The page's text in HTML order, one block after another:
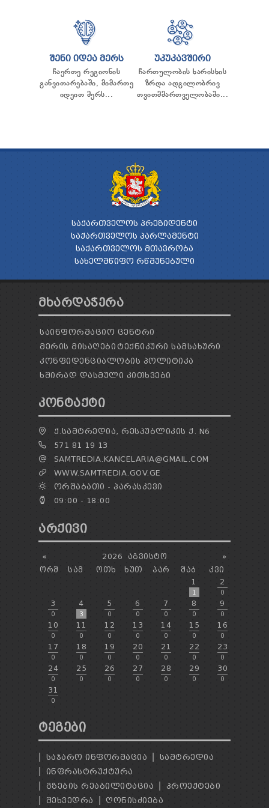
ᲞᲠᲔᲖᲘᲓᲔᲜᲢᲘᲡᲗᲕᲘᲡ ᲓᲐ
ᲞᲐᲠᲚᲐᲛᲔᲜᲢᲘᲡᲗᲕᲘᲡ ᲬᲐᲠᲡᲐᲓᲒᲔᲜᲘ ᲐᲜᲒᲐᲠᲘᲨᲘ
ᲡᲐᲯᲐᲠᲝ ᲘᲜᲤᲝᲠᲛᲐᲪᲘᲘᲡ ᲛᲝᲗᲮᲝᲕᲜᲐ
ᲞᲔᲠᲡᲝᲜᲐᲚᲣᲠ ᲛᲝᲜᲐᲪᲔᲛᲗᲐ ᲓᲐᲪᲕᲘᲡ
ᲡᲐᲛᲐᲠᲗᲚᲔᲑᲠᲘᲕᲘ ᲒᲐᲓᲐᲬᲧᲕᲔᲢᲘᲚᲔᲑᲔᲑᲘ
ᲒᲐᲡᲐᲩᲘᲕᲠᲔᲑᲘᲡ ᲬᲔᲡᲔᲑᲘ
ᲨᲔᲜᲘ ᲘᲓᲔᲐ ᲛᲔᲠᲡ
ჩაერთე რეგიონის
განვითარებაში, მიმართე
იდეით მერს...
ᲣᲙᲣᲙᲐᲕᲨᲘᲠᲘ
ჩართულობის ხარისხის
ზრდა ადგილობრივ
თვითმმართველობაში...
ᲡᲐᲥᲐᲠᲗᲕᲔᲚᲝᲡ ᲞᲠᲔᲖᲘᲓᲔᲜᲢᲘ
ᲡᲐᲥᲐᲠᲗᲕᲔᲚᲝᲡ ᲞᲐᲠᲚᲐᲛᲔᲜᲢᲘ
ᲡᲐᲥᲐᲠᲗᲕᲔᲚᲝᲡ ᲛᲗᲐᲕᲠᲝᲑᲐ
ᲡᲐᲮᲔᲚᲛᲬᲘᲤᲝ ᲠᲬᲛᲣᲜᲔᲑᲣᲚᲘ
ᲛᲮᲐᲠᲓᲐᲭᲔᲠᲐ
ᲡᲐᲘᲜᲤᲝᲠᲛᲐᲪᲘᲝ ᲪᲔᲜᲢᲠᲘ
ᲛᲔᲠᲘᲡ ᲛᲘᲡᲐᲦᲔᲑᲘᲢᲔᲥᲜᲘᲙᲣᲠᲘ ᲡᲐᲛᲡᲐᲮᲣᲠᲘ
ᲙᲝᲜᲤᲘᲓᲔᲜᲪᲘᲐᲚᲝᲑᲘᲡ ᲞᲝᲚᲘᲢᲘᲙᲐ
ᲮᲨᲘᲠᲐᲓ ᲓᲐᲡᲛᲣᲚᲘ ᲙᲘᲗᲮᲕᲔᲑᲘ
ᲙᲝᲜᲢᲐᲥᲢᲘ
Ქ.ᲡᲐᲛᲢᲠᲔᲓᲘᲐ, ᲠᲔᲡᲞᲣᲑᲚᲘᲙᲘᲡ Ქ. N6
571 81 19 13
SAMTREDIA.KANCELARIA@GMAIL.COM
WWW.SAMTREDIA.GOV.GE
ᲝᲠᲨᲐᲑᲐᲗᲘ - ᲞᲐᲠᲐᲡᲙᲔᲕᲘ
09:00 - 18:00
ᲐᲠᲥᲘᲕᲘ
« »
2026
ᲐᲒᲕᲘᲡᲢᲝ
ᲝᲠᲨ
ᲡᲐᲛ ᲝᲗᲮ ᲮᲣᲗ ᲞᲐᲠ ᲨᲐᲑ
ᲙᲕᲘ
1
1
2
0
3
0
4
3
5
0
6
0
7
0
8
0
9
0
10
0
11
0
12
0
13
0
14
0
15
0
16
0
17
0
18
0
19
0
20
0
21
0
22
0
23
0
24
0
25
0
26
0
27
0
28
0
29
0
30
0
31
0
ᲢᲔᲒᲔᲑᲘ
ᲡᲐᲯᲐᲠᲝ ᲘᲜᲤᲝᲠᲛᲐᲪᲘᲐ
ᲡᲐᲛᲢᲠᲔᲓᲘᲐ
ᲘᲜᲤᲠᲐᲡᲢᲠᲣᲥᲢᲣᲠᲐ
ᲒᲖᲔᲑᲘᲡ ᲠᲔᲐᲑᲘᲚᲘᲢᲐᲪᲘᲐ
ᲞᲠᲝᲔᲥᲢᲔᲑᲘ
ᲨᲔᲮᲕᲔᲓᲠᲐ
ᲦᲝᲜᲘᲡᲫᲘᲔᲑᲐ